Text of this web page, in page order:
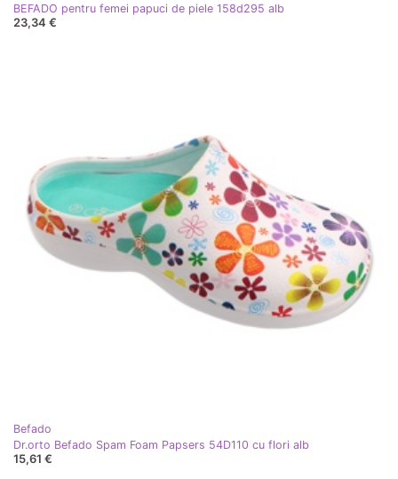
BEFADO pentru femei papuci de piele 158d295 alb
23,34 €
Befado
Dr.orto Befado Spam Foam Papsers 54D110 cu flori alb
15,61 €